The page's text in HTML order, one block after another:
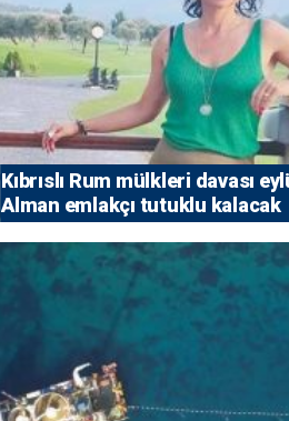
Kıbrıslı Rum mülkleri davası
Alman emlakçı tutuklu kalacak